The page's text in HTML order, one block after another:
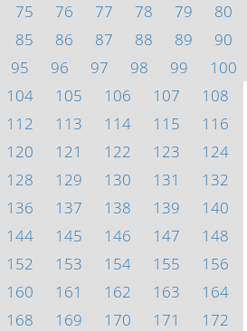
75 76 77 78 79
80
85 86 87 88 89
90
95 96 97 98 99
100
104 105 106 107
108
112 113 114 115
116
120 121 122 123
124
128 129 130 131
132
136 137 138 139
140
144 145 146 147
148
152 153 154 155
156
160 161 162 163
164
168 169 170 171
172